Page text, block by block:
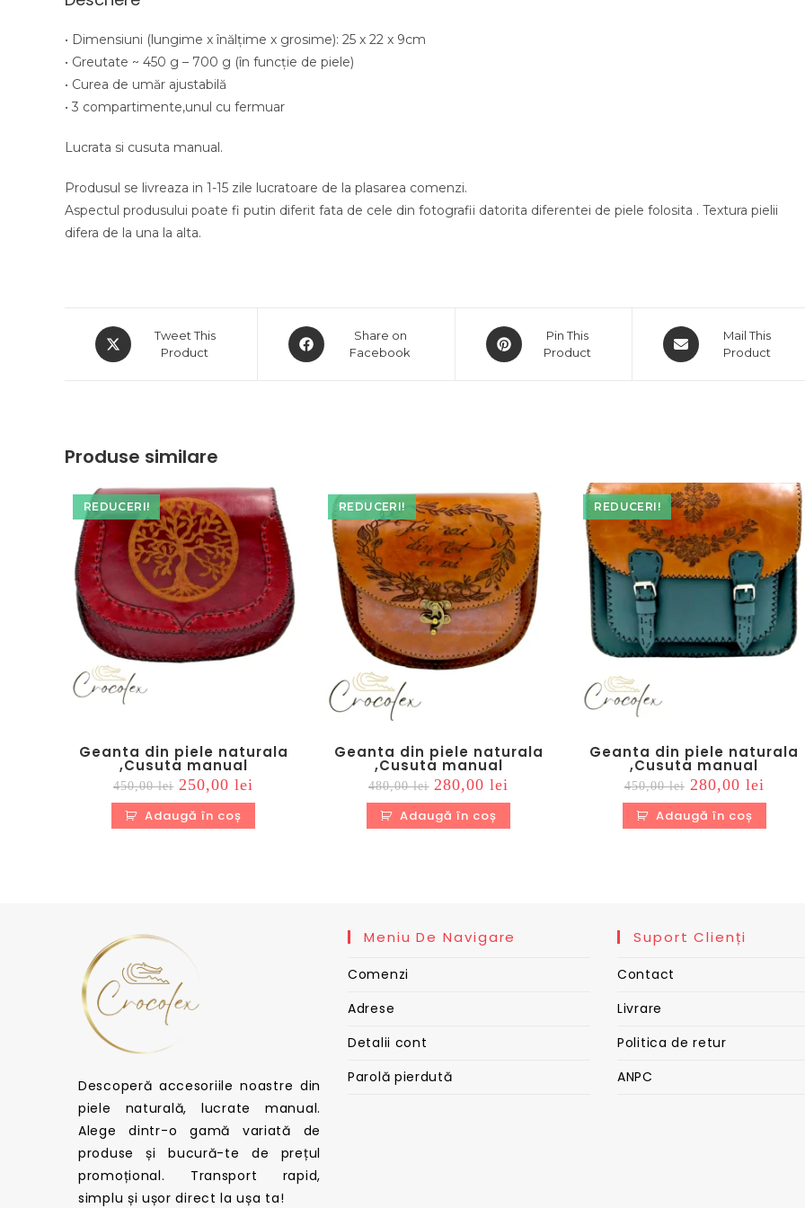
• Dimensiuni (lungime x înălţime x grosime): 25 x 22 x 9cm
• Greutate ~ 450 g – 700 g (în funcție de piele)
• Curea de umăr ajustabilă
• 3 compartimente,unul cu fermuar
Lucrata si cusuta manual.
Produsul se livreaza in 1-15 zile lucratoare de la plasarea comenzi.
Aspectul produsului poate fi putin diferit fata de cele din fotografii datorita diferentei de piele folosita . Textura pielii
difera de la una la alta.
Opens
in
Tweet This
Product
Opens
in
Share on
Facebook
Opens
in
Pin This
Product
Opens
in
Mail This
Product
Produse similare
REDUCERI!
Geanta din piele naturala
,Cusuta manual
450,00lei Prețul
inițial
a
fost:
450,00 lei.
250,00lei
este:
Adaugă în coș
REDUCERI!
Geanta din piele naturala
,Cusuta manual
480,00lei Prețul
inițial
a
fost:
480,00 lei.
280,00lei
este:
Adaugă în coș
REDUCERI!
Geanta din piele naturala
,Cusuta manual
450,00lei Prețul
inițial
a
fost:
450,00 lei.
280,00 lei
este:
Adaugă în coș
Descoperă accesoriile noastre din
piele naturală, lucrate manual.
Alege dintr-o gamă variată de
produse și bucură-te de prețul
promoțional. Transport rapid,
simplu și ușor direct la ușa ta!
Meniu De Navigare
Comenzi
Adrese
Detalii cont
Parolă pierdută
Suport Clienți
Contact
Livrare
Politica de retur
ANPC